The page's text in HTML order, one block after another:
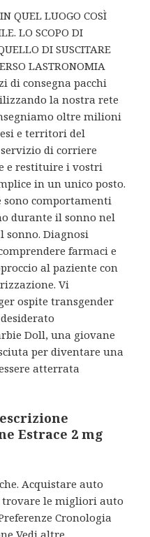
QUEL LUOGO COSÌ
LO SCOPO DI
DI SUSCITARE
LASTRONOMIA
di consegna pacchi
la nostra rete
oltre milioni
e territori del
di corriere
e restituire i vostri
in un unico posto.
sono comportamenti
durante il sonno nel
sonno. Diagnosi
farmaci e
al paziente con
Vi
ospite transgender
Doll, una giovane
per diventare una
atterrata
Estrace 2 mg
Acquistare auto
trovare le migliori auto
Cronologia